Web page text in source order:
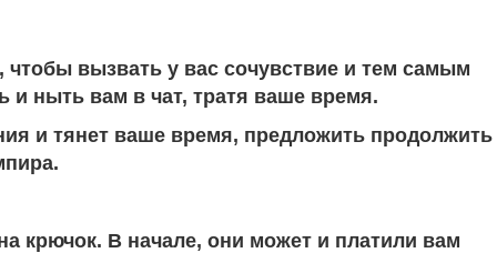
чтобы вызвать у вас сочувствие и тем самым
и ныть вам в чат, тратя ваше время.
и тянет ваше время, предложить продолжить
крючок. В начале, они может и платили вам